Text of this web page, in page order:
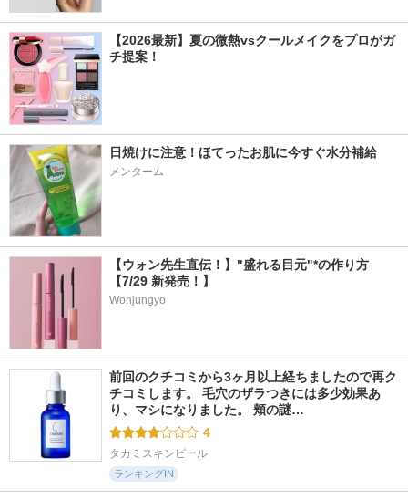
【2026最新】夏の微熱vsクールメイクをプロがガ
チ提案！
日焼けに注意！ほてったお肌に今すぐ水分補給
メンターム
【ウォン先生直伝！】"盛れる目元"*の作り方
【7/29 新発売！】
Wonjungyo
前回のクチコミから3ヶ月以上経ちましたので再ク
チコミします。 毛穴のザラつきには多少効果あ
り、マシになりました。 頬の謎…
4
タカミスキンピール
ランキングIN